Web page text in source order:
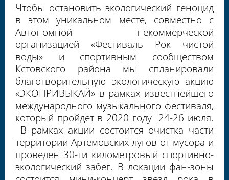
Чтобы остановить экологический геноцид
в этом уникальном месте, совместно с
Автономной некоммерческой
организацией «Фестиваль Рок чистой
воды» и спортивным сообществом
Кстовского района мы спланировали
благотворительную экологическую акцию
«ЭКОПРИВЫКАЙ» в рамках известнейшего
международного музыкального фестиваля,
который пройдет в 2020 году 24-26 июля.
В рамках акции состоится очистка части
территории Артемовских лугов от мусора и
проведен 30-ти километровый спортивно-
экологический забег. В локации фан-зоны